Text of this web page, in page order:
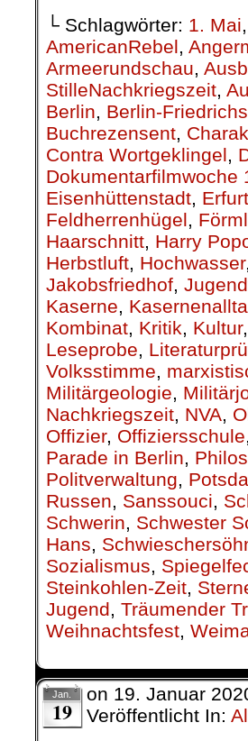
└ Schlagwörter: 1. Mai,
AmericanRebel,
Armeerundschau,
StilleNachkriegszeit,
Berlin, Berlin-
Buchrezensent,
Contra Wortgeklingel,
Dokumentarfilmwoche
Eisenhüttenstadt, Erfurt
Feldherrenhügel,
Haarschnitt, Harry
Herbstluft, Hochwasser,
Jakobsfriedhof,
Kaserne,
Kombinat, Kritik, Kultur,
Leseprobe,
Volksstimme,
Militärgeologie,
Nachkriegszeit, NVA,
Offizier, Offiziersschule,
Parade in Berlin,
Politverwaltung,
Russen, Sanssouci,
Schwerin, Schwester
Hans,
Sozialismus,
Steinkohlen-Zeit,
Jugend, Träumender
Weihnachtsfest,
Jan.
19
on 19. Januar
Veröffentlicht In: